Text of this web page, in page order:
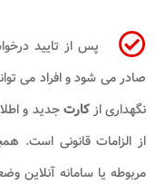
پس از تایید
صادر می شود و افراد می
نگهداری ازکارتجدید و
از الزامات قانونی است.
مربوطه یا سامانه آنلاین